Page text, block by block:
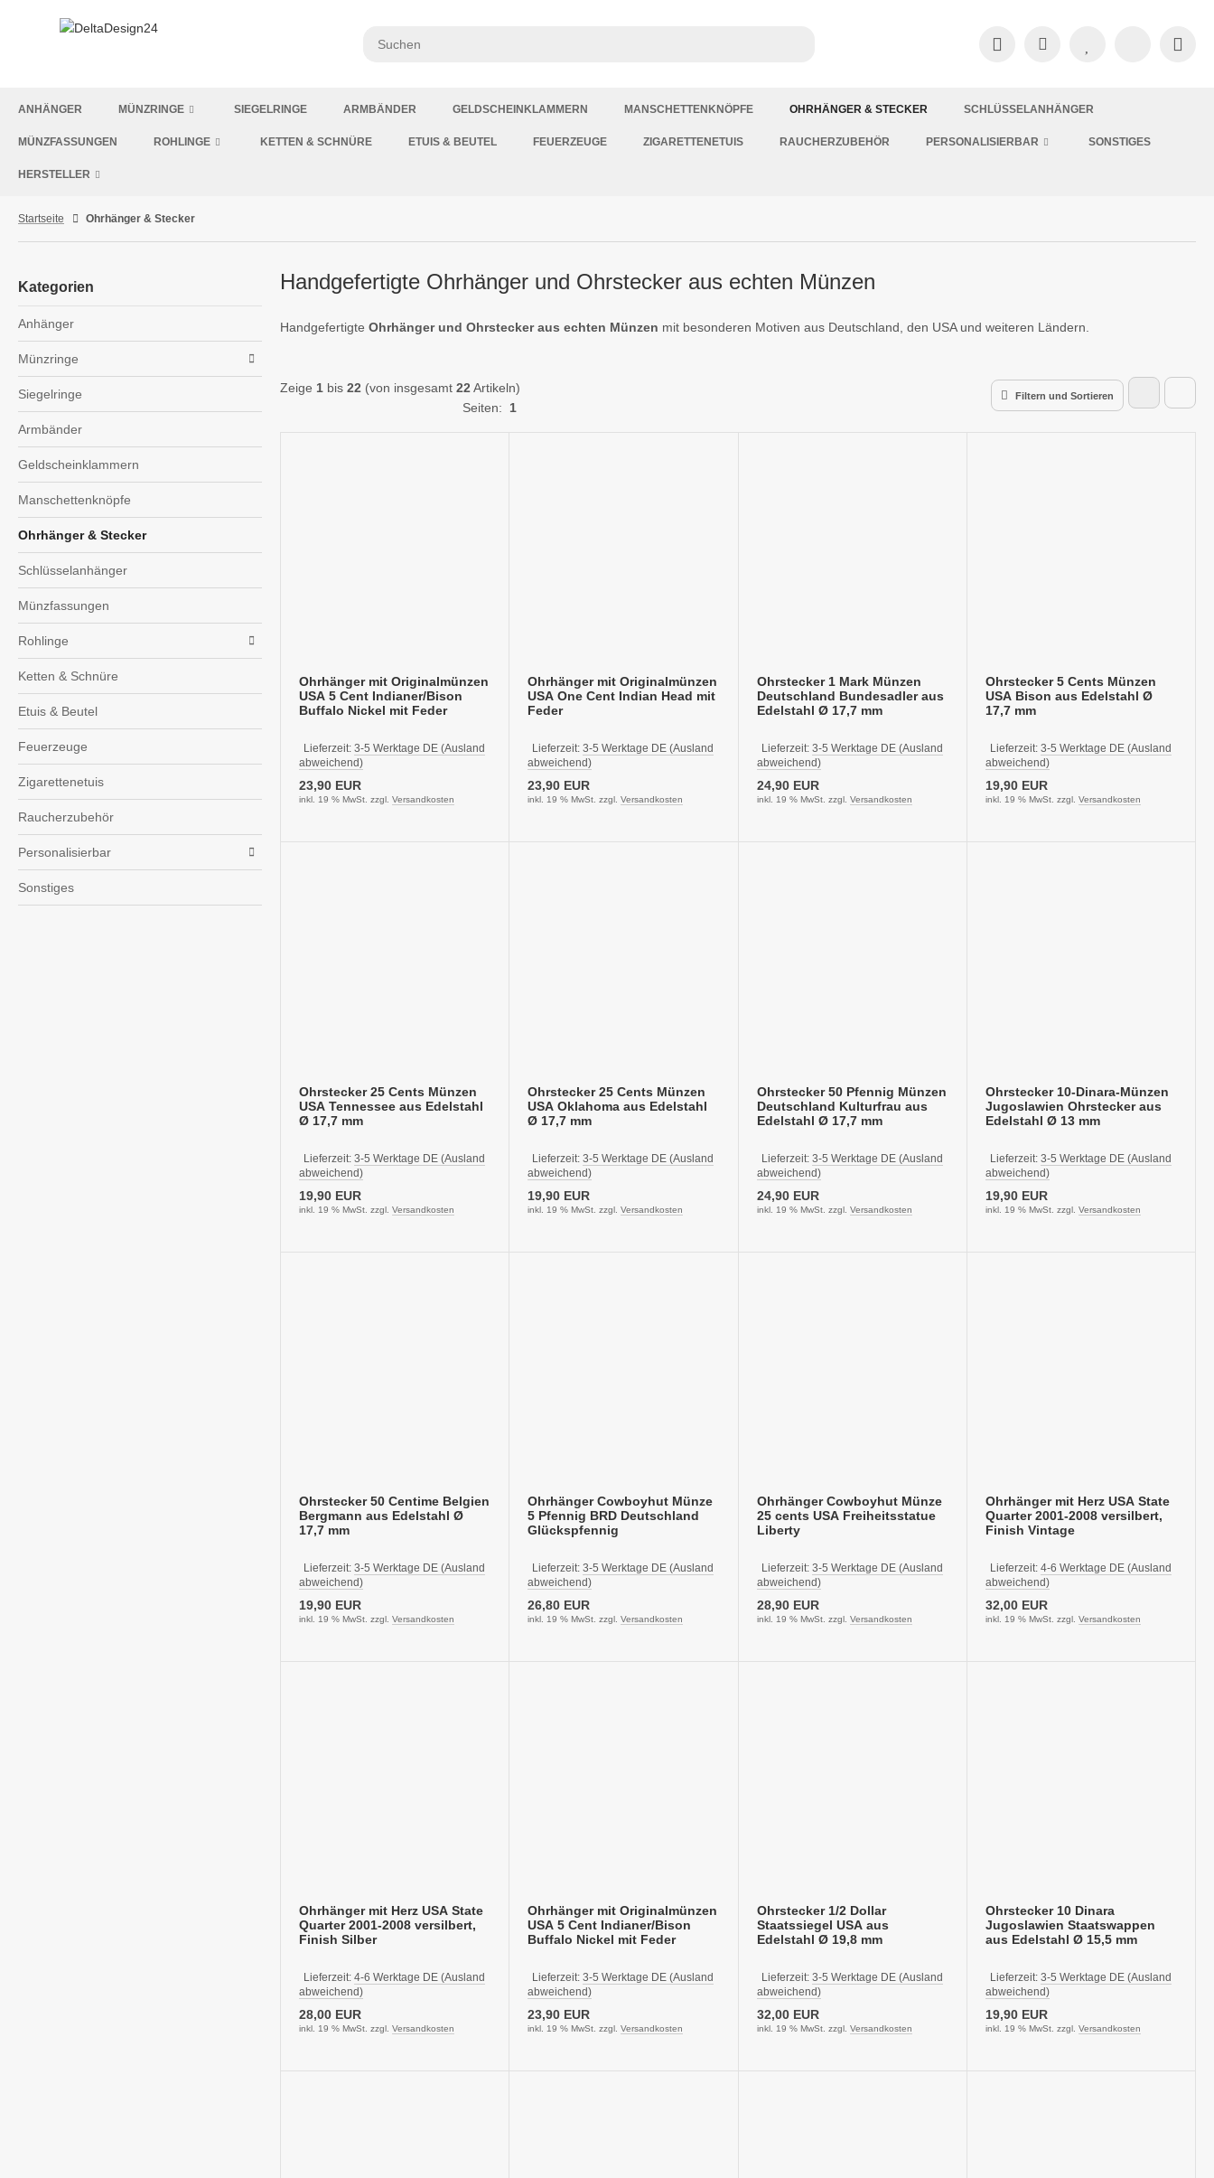
ANHÄNGER MÜNZRINGE SIEGELRINGE ARMBÄNDER GELDSCHEINKLAMMERN MANSCHETTENKNÖPFE OHRHÄNGER & STECKER SCHLÜSSELANHÄNGER
MÜNZFASSUNGEN ROHLINGE KETTEN & SCHNÜRE ETUIS & BEUTEL FEUERZEUGE ZIGARETTENETUIS RAUCHERZUBEHÖR PERSONALISIERBAR SONSTIGES
HERSTELLER
Startseite Ohrhänger & Stecker
Kategorien
Anhänger
Münzringe
Siegelringe
Armbänder
Geldscheinklammern
Manschettenknöpfe
Ohrhänger & Stecker
Schlüsselanhänger
Münzfassungen
Rohlinge
Ketten & Schnüre
Etuis & Beutel
Feuerzeuge
Zigarettenetuis
Raucherzubehör
Personalisierbar
Sonstiges
Handgefertigte Ohrhänger und Ohrstecker aus echten Münzen
Handgefertigte Ohrhänger und Ohrstecker aus echten Münzen mit besonderen Motiven aus Deutschland, den USA und weiteren Ländern.
Filtern und Sortieren
Zeige 1 bis 22 (von insgesamt 22 Artikeln)
Seiten: 1
Ohrhänger mit Originalmünzen
USA 5 Cent Indianer/Bison
Buffalo Nickel mit Feder
Lieferzeit: 3-5 Werktage DE (Ausland
abweichend)
23,90 EUR
inkl. 19 % MwSt. zzgl. Versandkosten
Ohrhänger mit Originalmünzen
USA One Cent Indian Head mit
Feder
Lieferzeit:3-5 Werktage DE (Ausland
abweichend)
23,90 EUR
inkl. 19 % MwSt. zzgl.Versandkosten
Ohrstecker 1 Mark Münzen
Deutschland Bundesadler aus
Edelstahl Ø 17,7 mm
Lieferzeit: 3-5 Werktage DE (Ausland
abweichend)
24,90 EUR
inkl. 19 % MwSt. zzgl. Versandkosten
Ohrstecker 5 Cents Münzen
USA Bison aus Edelstahl Ø
17,7 mm
Lieferzeit: 3-5 Werktage DE (Ausland
abweichend)
19,90 EUR
inkl. 19 % MwSt. zzgl. Versandkosten
Ohrstecker 25 Cents Münzen
USA Tennessee aus Edelstahl
Ø 17,7 mm
Lieferzeit: 3-5 Werktage DE (Ausland
abweichend)
19,90 EUR
inkl. 19 % MwSt. zzgl. Versandkosten
Ohrstecker 25 Cents Münzen
USA Oklahoma aus Edelstahl
Ø 17,7 mm
Lieferzeit:3-5 Werktage DE (Ausland
abweichend)
19,90 EUR
inkl. 19 % MwSt. zzgl.Versandkosten
Ohrstecker 50 Pfennig Münzen
Deutschland Kulturfrau aus
Edelstahl Ø 17,7 mm
Lieferzeit: 3-5 Werktage DE (Ausland
abweichend)
24,90 EUR
inkl. 19 % MwSt. zzgl. Versandkosten
Ohrstecker 10-Dinara-Münzen
Jugoslawien Ohrstecker aus
Edelstahl Ø 13 mm
Lieferzeit: 3-5 Werktage DE (Ausland
abweichend)
19,90 EUR
inkl. 19 % MwSt. zzgl. Versandkosten
Ohrstecker 50 Centime Belgien
Bergmann aus Edelstahl Ø
17,7 mm
Lieferzeit: 3-5 Werktage DE (Ausland
abweichend)
19,90 EUR
inkl. 19 % MwSt. zzgl. Versandkosten
Ohrhänger Cowboyhut Münze
5 Pfennig BRD Deutschland
Glückspfennig
Lieferzeit:3-5 Werktage DE (Ausland
abweichend)
26,80 EUR
inkl. 19 % MwSt. zzgl.Versandkosten
Ohrhänger Cowboyhut Münze
25 cents USA Freiheitsstatue
Liberty
Lieferzeit: 3-5 Werktage DE (Ausland
abweichend)
28,90 EUR
inkl. 19 % MwSt. zzgl. Versandkosten
Ohrhänger mit Herz USA State
Quarter 2001-2008 versilbert,
Finish Vintage
Lieferzeit: 4-6 Werktage DE (Ausland
abweichend)
32,00 EUR
inkl. 19 % MwSt. zzgl. Versandkosten
Ohrhänger mit Herz USA State
Quarter 2001-2008 versilbert,
Finish Silber
Lieferzeit: 4-6 Werktage DE (Ausland
abweichend)
28,00 EUR
inkl. 19 % MwSt. zzgl. Versandkosten
Ohrhänger mit Originalmünzen
USA 5 Cent Indianer/Bison
Buffalo Nickel mit Feder
Lieferzeit:3-5 Werktage DE (Ausland
abweichend)
23,90 EUR
inkl. 19 % MwSt. zzgl.Versandkosten
Ohrstecker 1/2 Dollar
Staatssiegel USA aus
Edelstahl Ø 19,8 mm
Lieferzeit: 3-5 Werktage DE (Ausland
abweichend)
32,00 EUR
inkl. 19 % MwSt. zzgl. Versandkosten
Ohrstecker 10 Dinara
Jugoslawien Staatswappen
aus Edelstahl Ø 15,5 mm
Lieferzeit: 3-5 Werktage DE (Ausland
abweichend)
19,90 EUR
inkl. 19 % MwSt. zzgl. Versandkosten